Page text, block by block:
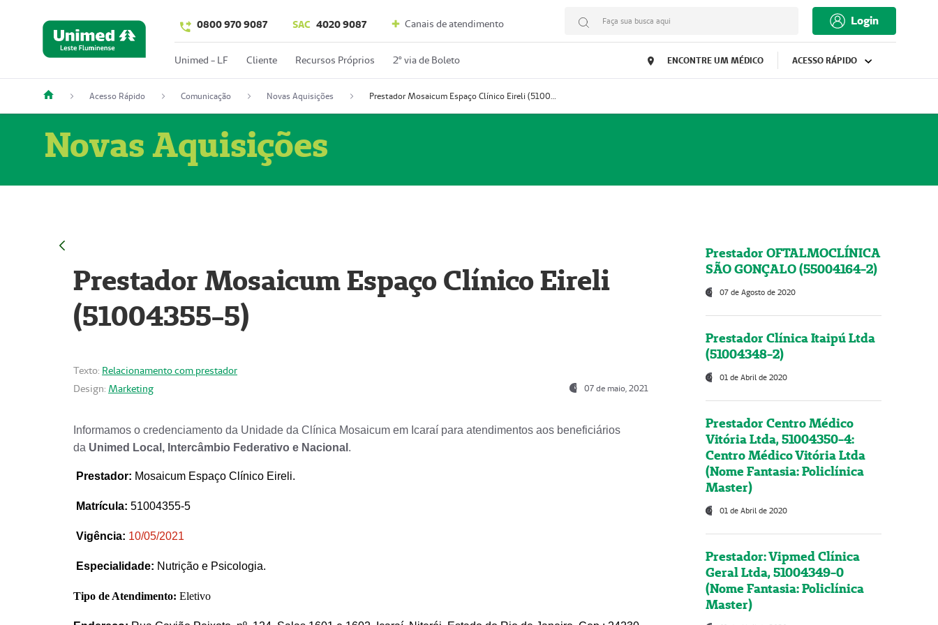
0800 970 9087 SAC 4020 9087 Canais de atendimento Faça sua busca aqui Login
Unimed - LF Cliente Recursos Próprios 2º via de Boleto ENCONTRE UM MÉDICO ACESSO RÁPIDO
Acesso Rápido Comunicação Novas Aquisições Prestador Mosaicum Espaço Clínico Eireli (51004355-5)
Novas Aquisições
Prestador Mosaicum Espaço Clínico Eireli
(51004355-5)
Texto: Relacionamento com prestador
Design: Marketing 07 de maio, 2021
Informamos o credenciamento da Unidade da Clínica Mosaicum em Icaraí para atendimentos aos beneficiários
da Unimed Local, Intercâmbio Federativo e Nacional .
Prestador: Mosaicum Espaço Clínico Eireli.
Matrícula: 51004355-5
Vigência: 10/05/2021
Especialidade: Nutrição e Psicologia.
Tipo de Atendimento: Eletivo
Prestador OFTALMOCLÍNICA
SÃO GONÇALO (55004164-2)
07 de Agosto de 2020
Prestador Clínica Itaipú Ltda
(51004348-2)
01 de Abril de 2020
Prestador Centro Médico
Vitória Ltda, 51004350-4:
Centro Médico Vitória Ltda
(Nome Fantasia: Policlínica
Master)
01 de Abril de 2020
Prestador: Vipmed Clínica
Geral Ltda, 51004349-0
(Nome Fantasia: Policlínica
Master)